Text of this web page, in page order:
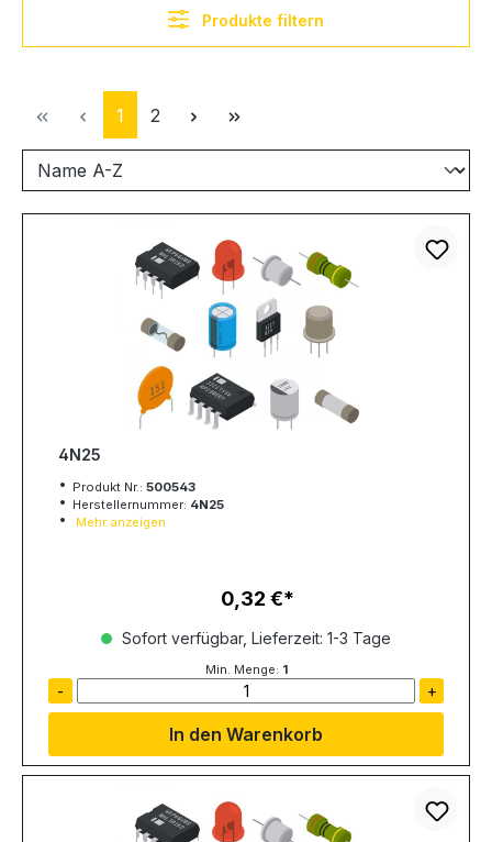
Produkte filtern
Seite
1 Seite
2
4N25
Produkt Nr.: 500543
Herstellernummer: 4N25
Mehr anzeigen
Regulärer Preis:
0,32 €
Sofort verfügbar, Lieferzeit: 1-3 Tage
Min. Menge: 1
- +
In den Warenkorb